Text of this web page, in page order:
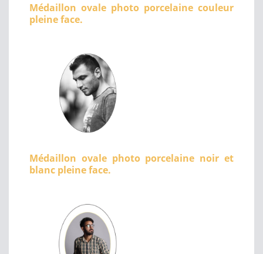
Médaillon ovale photo porcelaine couleur
pleine face.
Médaillon ovale photo porcelaine noir et
blanc pleine face.